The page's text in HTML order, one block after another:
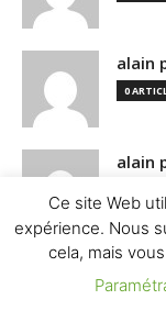
alain
0
alain
alain
0
Ce site Web
expérience. Nous
cela, mais